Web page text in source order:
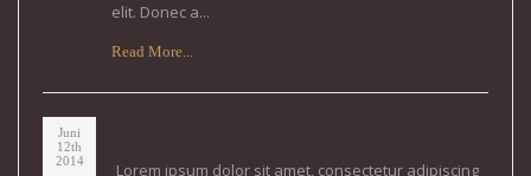
elit. Donec a...
Read More...
Juni
12th
2014
Lorem ipsum dolor sit amet, consectetur adipiscing